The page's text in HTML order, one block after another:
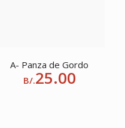
A- Panza de Gordo
B/.25.00